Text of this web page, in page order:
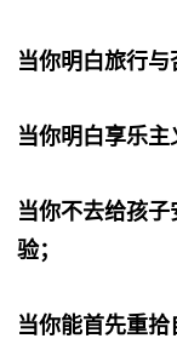
当你明白旅行与
当你明白享乐主
当你不去给孩
验；
当你能首先重拾